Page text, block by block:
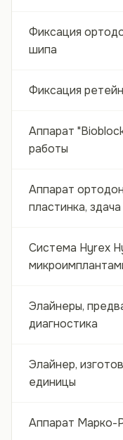
Фиксация
шипа
Фиксация
Аппарат
работы
Аппарат
пластинка,
Система Hyrex
Элайнеры,
диагностика
Элайнер,
единицы
Аппарат Марко-